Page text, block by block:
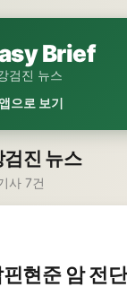
Brief
검진 뉴스
으로 보기
진 뉴스
사 7건
현준 암 전